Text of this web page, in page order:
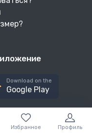
Избранное Профиль
Download on the
Google Play